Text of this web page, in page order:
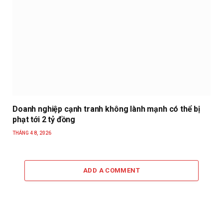
Doanh nghiệp cạnh tranh không lành mạnh có thể bị
phạt tới 2 tỷ đồng
THÁNG 4 8, 2026
ADD A COMMENT